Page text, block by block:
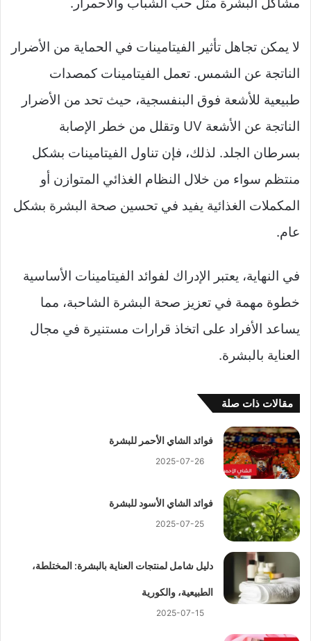
لا يمكن تجاهل تأثير الفيتامينات في الحماية من الأضرار
الناتجة عن الشمس. تعمل الفيتامينات كمصدات
طبيعية للأشعة فوق البنفسجية، حيث تحد من الأضرار
الناتجة عن الأشعة UV وتقلل من خطر الإصابة
بسرطان الجلد. لذلك، فإن تناول الفيتامينات بشكل
منتظم سواء من خلال النظام الغذائي المتوازن أو
المكملات الغذائية يفيد في تحسين صحة البشرة بشكل
عام.
في النهاية، يعتبر الإدراك لفوائد الفيتامينات الأساسية
خطوة مهمة في تعزيز صحة البشرة الشاحبة، مما
يساعد الأفراد على اتخاذ قرارات مستنيرة في مجال
العناية بالبشرة.
مقالات ذات صلة
فوائد الشاي الأحمر للبشرة
2025-07-26
فوائد الشاي الأسود للبشرة
2025-07-25
دليل شامل لمنتجات العناية بالبشرة: المختلطة،
الطبيعية، والكورية
2025-07-15